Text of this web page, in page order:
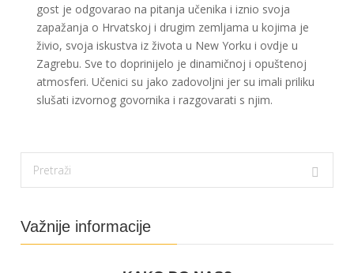
gost je odgovarao na pitanja učenika i iznio svoja
zapažanja o Hrvatskoj i drugim zemljama u kojima je
živio, svoja iskustva iz života u New Yorku i ovdje u
Zagrebu. Sve to doprinijelo je dinamičnoj i opuštenoj
atmosferi. Učenici su jako zadovoljni jer su imali priliku
slušati izvornog govornika i razgovarati s njim.
Važnije informacije